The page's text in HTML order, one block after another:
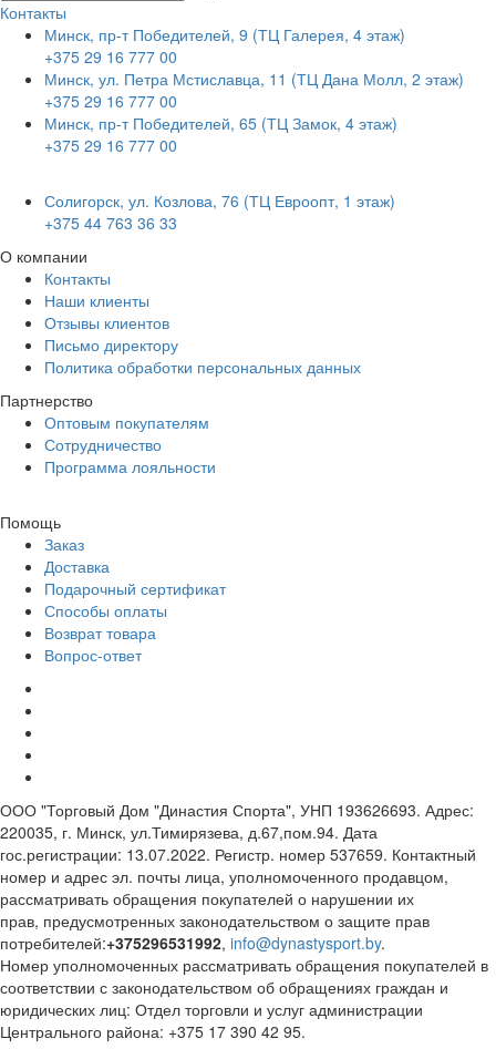
Контакты
Минск, пр-т Победителей, 9 (ТЦ Галерея, 4 этаж)
+375 29 16 777 00
Минск, ул. Петра Мстиславца, 11 (ТЦ Дана Молл, 2 этаж)
+375 29 16 777 00
Минск, пр-т Победителей, 65 (ТЦ Замок, 4 этаж)
+375 29 16 777 00
Солигорск, ул. Козлова, 76 (ТЦ Евроопт, 1 этаж)
+375 44 763 36 33
О компании
Контакты
Наши клиенты
Отзывы клиентов
Письмо директору
Политика обработки персональных данных
Партнерство
Оптовым покупателям
Сотрудничество
Программа лояльности
Помощь
Заказ
Доставка
Подарочный сертификат
Способы оплаты
Возврат товара
Вопрос-ответ
ООО "Торговый Дом "Династия Спорта", УНП 193626693. Адрес:
220035, г. Минск, ул.Тимирязева, д.67,пом.94. Дата
гос.регистрации: 13.07.2022. Регистр. номер 537659. Контактный
номер и адрес эл. почты лица, уполномоченного продавцом,
рассматривать обращения покупателей о нарушении их
прав, предусмотренных законодательством о защите прав
потребителей:+375296531992, info@dynastysport.by.
Номер уполномоченных рассматривать обращения покупателей в
соответствии с законодательством об обращениях граждан и
юридических лиц: Отдел торговли и услуг администрации
Центрального района: +375 17 390 42 95.